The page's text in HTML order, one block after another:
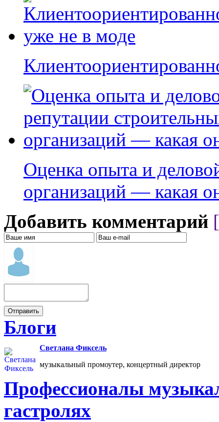
Оценка опыта и
организаций — какая
Добавить комментарий
Блоги
Светлана Фиксель
музыкальный промоутер, концертный директор
Профессионалы
гастролях